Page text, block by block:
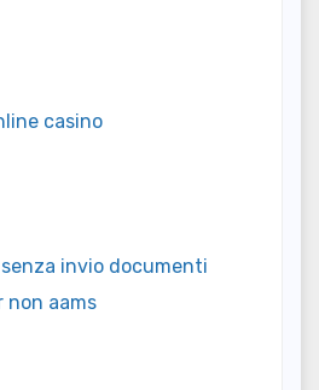
casino
invio documenti
non aams